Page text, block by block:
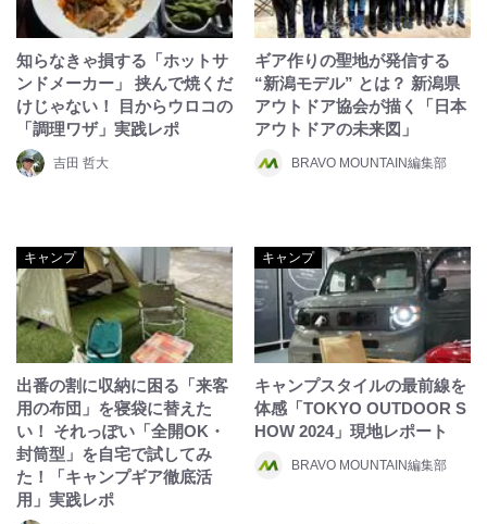
知らなきゃ損する「ホットサ
ンドメーカー」 挟んで焼くだ
けじゃない！ 目からウロコの
「調理ワザ」実践レポ
吉田 哲大
ギア作りの聖地が発信する
“新潟モデル” とは？ 新潟県
アウトドア協会が描く「日本
アウトドアの未来図」
BRAVO MOUNTAIN編集部
キャンプ
出番の割に収納に困る「来客
用の布団」を寝袋に替えた
い！ それっぽい「全開OK・
封筒型」を自宅で試してみ
た！「キャンプギア徹底活
用」実践レポ
キャンプ
キャンプスタイルの最前線を
体感「TOKYO OUTDOOR S
HOW 2024」現地レポート
BRAVO MOUNTAIN編集部